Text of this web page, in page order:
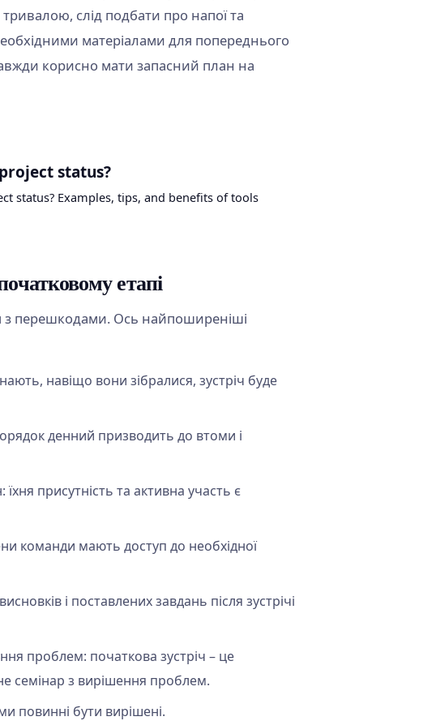
слід подбати про напої та
матеріалами для попереднього
корисно мати запасний план на
status?
status? Examples, tips, and benefits of tools
етапі
з перешкодами. Ось найпоширеніші
навіщо вони зібралися, зустріч буде
денний призводить до втоми і
присутність та активна участь є
команди мають доступ до необхідної
і поставлених завдань після зустрічі
проблем: початкова зустріч – це
семінар з вирішення проблем.
повинні бути вирішені.